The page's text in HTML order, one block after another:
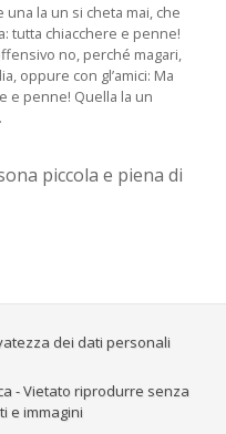
la un si cheta mai, che
tutta chiacchere e penne!
no, perché magari,
oppure con gl’amici: Ma
e penne! Quella la un
piccola e piena di
dei dati personali
- Vietato riprodurre senza
e immagini